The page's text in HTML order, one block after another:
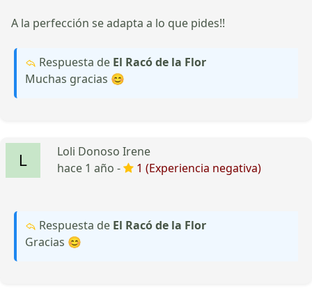
A la perfección se adapta a lo que pides!!
Respuesta de El Racó de la Flor
Muchas gracias 😊
Loli Donoso Irene
hace 1 año -
1 (Experiencia negativa)
Respuesta de El Racó de la Flor
Gracias 😊